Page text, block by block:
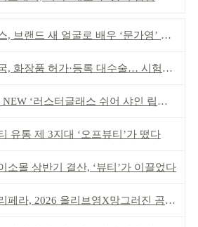
, 브랜드 새 얼굴로 배우 ‘문가영’ 발탁
, 화장품 허가·등록 대수술… 시험자료 공용 허용
‘러스터글래스 쉬어 샤인 립스틱’ 출시
유통 제 3지대 ‘오프뷰티’가 떴다
소몰 상반기 결산, ‘뷰티’가 이끌었다
페라, 2026 올리브영X망그러진 곰 콜라보